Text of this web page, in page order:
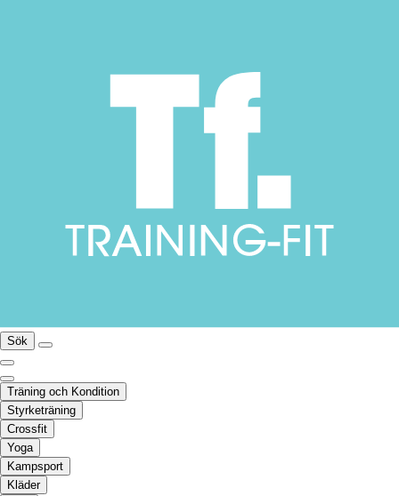
Sök
Träning och Kondition
Styrketräning
Crossfit
Yoga
Kampsport
Kläder